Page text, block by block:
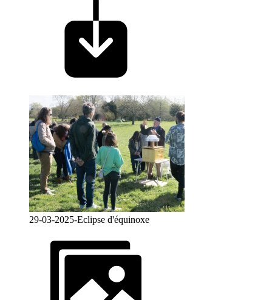
29-03-2025-Eclipse d'équinoxe